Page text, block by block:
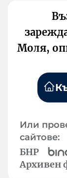
Моля,
Или
сайтове:
БНР
Архивен